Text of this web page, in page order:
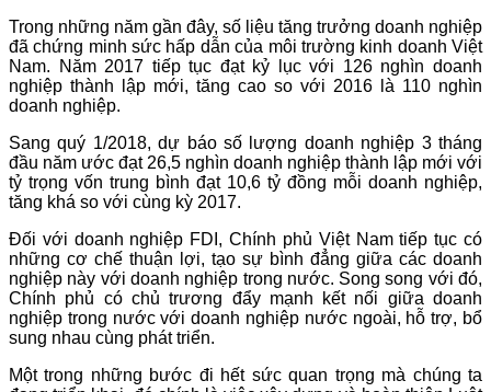
Trong những năm gần đây, số liệu tăng trưởng doanh nghiệp
đã chứng minh sức hấp dẫn của môi trường kinh doanh Việt
Nam. Năm 2017 tiếp tục đạt kỷ lục với 126 nghìn doanh
nghiệp thành lập mới, tăng cao so với 2016 là 110 nghìn
doanh nghiệp.
Sang quý 1/2018, dự báo số lượng doanh nghiệp 3 tháng
đầu năm ước đạt 26,5 nghìn doanh nghiệp thành lập mới với
tỷ trọng vốn trung bình đạt 10,6 tỷ đồng mỗi doanh nghiệp,
tăng khá so với cùng kỳ 2017.
Đối với doanh nghiệp FDI, Chính phủ Việt Nam tiếp tục có
những cơ chế thuận lợi, tạo sự bình đẳng giữa các doanh
nghiệp này với doanh nghiệp trong nước. Song song với đó,
Chính phủ có chủ trương đẩy mạnh kết nối giữa doanh
nghiệp trong nước với doanh nghiệp nước ngoài, hỗ trợ, bổ
sung nhau cùng phát triển.
Một trong những bước đi hết sức quan trọng mà chúng ta